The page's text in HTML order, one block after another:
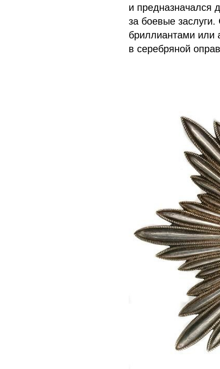
и предназначался
за боевые
бриллиантами или
в серебряной